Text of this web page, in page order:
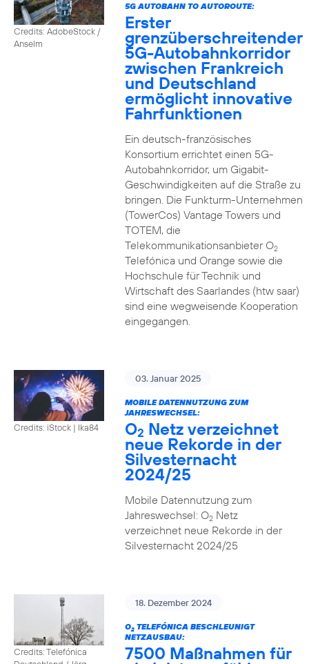
Credits: AdobeStock /
Anselm
5G AUTOBAHN TO AUTOROUTE:
Erster
grenzüberschreitender
5G-Autobahnkorridor
zwischen Frankreich
und Deutschland
ermöglicht innovative
Fahrfunktionen
Ein deutsch-französisches
Konsortium errichtet einen 5G-
Autobahnkorridor, um Gigabit-
Geschwindigkeiten auf die Straße zu
bringen. Die Funkturm-Unternehmen
(TowerCos) Vantage Towers und
TOTEM, die
Telekommunikationsanbieter O2
Telefónica und Orange sowie die
Hochschule für Technik und
Wirtschaft des Saarlandes (htw saar)
sind eine wegweisende Kooperation
eingegangen.
Credits: iStock | Ika84
03. Januar 2025
MOBILE DATENNUTZUNG ZUM
JAHRESWECHSEL:
O2 Netz verzeichnet
neue Rekorde in der
Silvesternacht
2024/25
Mobile Datennutzung zum
Jahreswechsel: O2Netz
verzeichnet neue Rekorde in der
Silvesternacht 2024/25
Credits: Telefónica
18. Dezember 2024
O2TELEFÓNICA BESCHLEUNIGT
NETZAUSBAU:
7500 Maßnahmen für